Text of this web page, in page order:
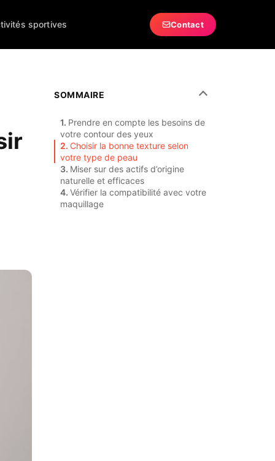
sportives Contact
SOMMAIRE
Prendre en compte les besoins de
votre contour des yeux
Choisir la bonne texture selon
votre type de peau
Miser sur des actifs d’origine
naturelle et efficaces
Vérifier la compatibilité avec votre
maquillage